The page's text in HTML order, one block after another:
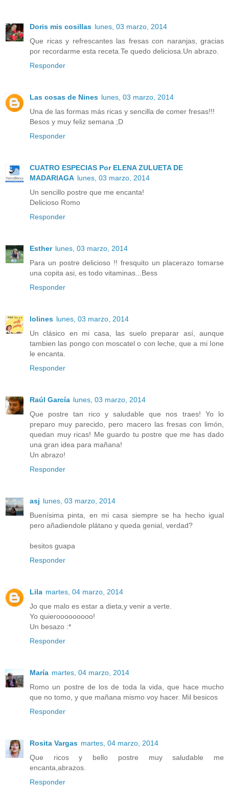
Doris mis cosillas lunes, 03 marzo, 2014
Que ricas y refrescantes las fresas con naranjas, gracias
por recordarme esta receta.Te quedo deliciosa.Un abrazo.
Responder
Las cosas de Nines lunes, 03 marzo, 2014
Una de las formas más ricas y sencilla de comer fresas!!!
Besos y muy feliz semana ;D
Responder
CUATRO ESPECIAS Por ELENA ZULUETA DE
MADARIAGA lunes, 03 marzo, 2014
Un sencillo postre que me encanta!
Delicioso Romo
Responder
Esther lunes, 03 marzo, 2014
Para un postre delicioso !! fresquito un placerazo tomarse
una copita asi, es todo vitaminas...Bess
Responder
lolines lunes, 03 marzo, 2014
Un clásico en mi casa, las suelo preparar así, aunque
tambien las pongo con moscatel o con leche, que a mi Ione
le encanta.
Responder
Raúl García lunes, 03 marzo, 2014
Que postre tan rico y saludable que nos traes! Yo lo
preparo muy parecido, pero macero las fresas con limón,
quedan muy ricas! Me guardo tu postre que me has dado
una gran idea para mañana!
Un abrazo!
Responder
asj lunes, 03 marzo, 2014
Buenísima pinta, en mi casa siempre se ha hecho igual
pero añadiendole plátano y queda genial, verdad?
besitos guapa
Responder
Lila martes, 04 marzo, 2014
Jo que malo es estar a dieta,y venir a verte.
Yo quierooooooooo!
Un besazo :*
Responder
María martes, 04 marzo, 2014
Romo un postre de los de toda la vida, que hace mucho
que no tomo, y que mañana mismo voy hacer. Mil besicos
Responder
Rosita Vargas martes, 04 marzo, 2014
Que ricos y bello postre muy saludable me
encanta,abrazos.
Responder